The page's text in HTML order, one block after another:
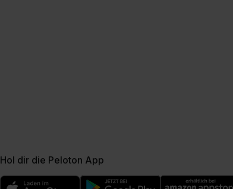
Hol dir die Peloton App